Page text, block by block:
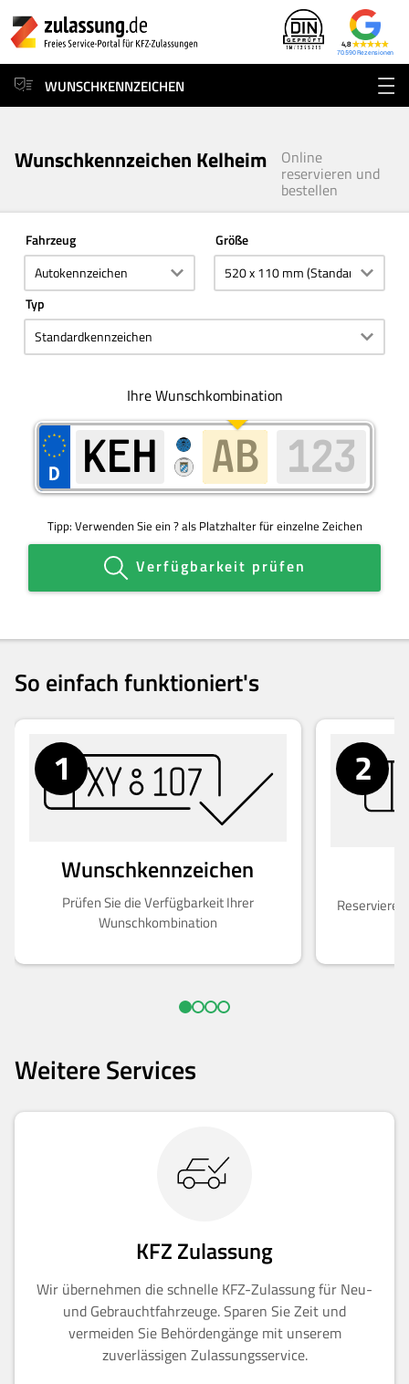
4,8
70.590
WUNSCHKENNZEICHEN
Wunschkennzeichen Kelheim Online
reservieren und
bestellen
Ihre Wunschkombination
Fahrzeug Größe
Typ
Tipp: Verwenden Sie ein ? als Platzhalter für einzelne Zeichen
Verfügbarkeit prüfen
So einfach funktioniert's
1
Wunschkennzeichen
Prüfen Sie die Verfügbarkeit Ihrer
Wunschkombination
2
Weitere Services
KFZ Zulassung
Wir übernehmen die schnelle KFZ-Zulassung für Neu-
und Gebrauchtfahrzeuge. Sparen Sie Zeit und
vermeiden Sie Behördengänge mit unserem
zuverlässigen Zulassungsservice.